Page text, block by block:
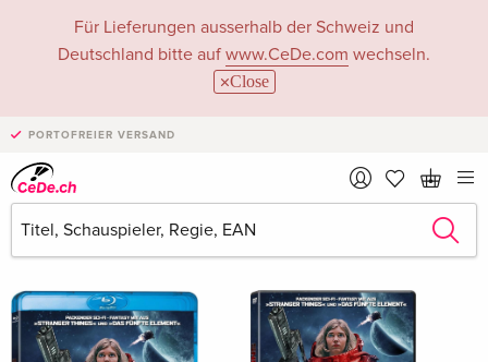
Für Lieferungen ausserhalb der Schweiz und
Deutschland bitte auf www.CeDe.com wechseln.
Close
PORTOFREIER VERSAND
Jasmina Parent in
Filme - Alle Formate
Jasmina Parent als Schauspieler/in
Alle 2 Treffer anzeigen